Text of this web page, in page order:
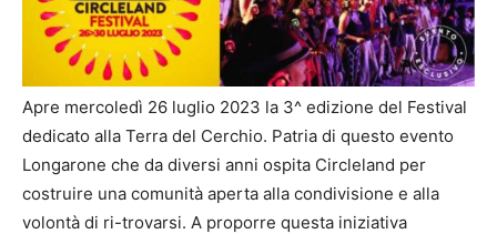
Apre mercoledì 26 luglio 2023 la 3^ edizione del Festival
dedicato alla Terra del Cerchio. Patria di questo evento
Longarone che da diversi anni ospita Circleland per
costruire una comunità aperta alla condivisione e alla
volontà di ri-trovarsi. A proporre questa iniziativa